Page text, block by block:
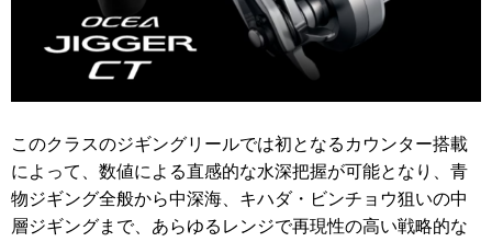
このクラスのジギングリールでは初となるカウンター搭載
によって、数値による直感的な水深把握が可能となり、青
物ジギング全般から中深海、キハダ・ビンチョウ狙いの中
層ジギングまで、あらゆるレンジで再現性の高い戦略的な